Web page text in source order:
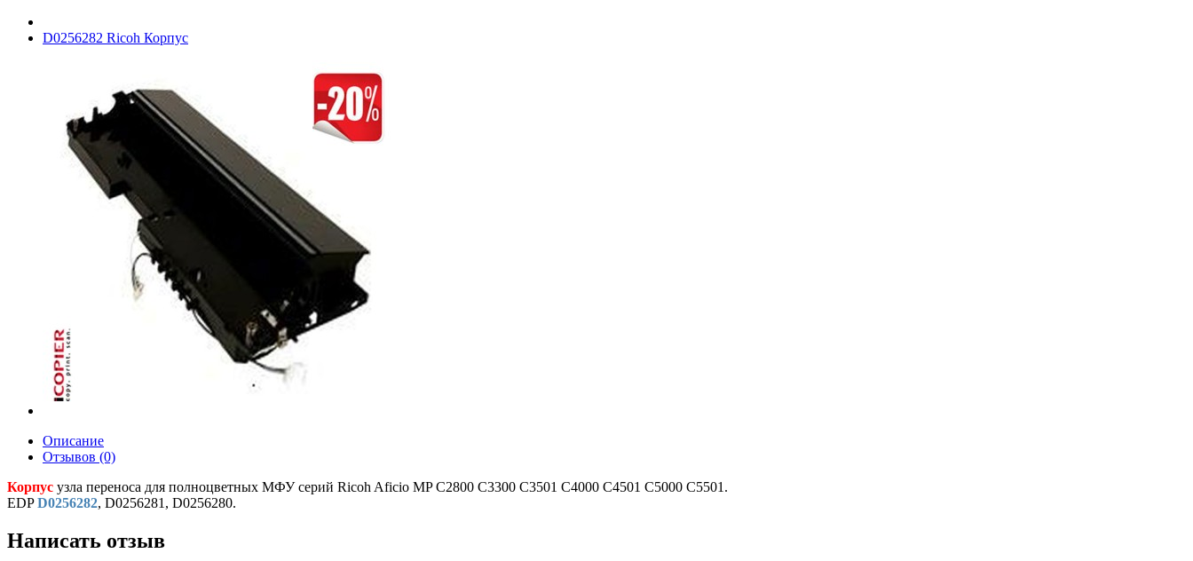
D0256282 Ricoh Корпус
Описание
Отзывов (0)
Корпус узла переноса для полноцветных МФУ серий Ricoh Aficio MP C2800 C3300 C3501 C4000 C4501 C5000 C5501.
EDPD0256282, D0256281, D0256280.
Написать отзыв